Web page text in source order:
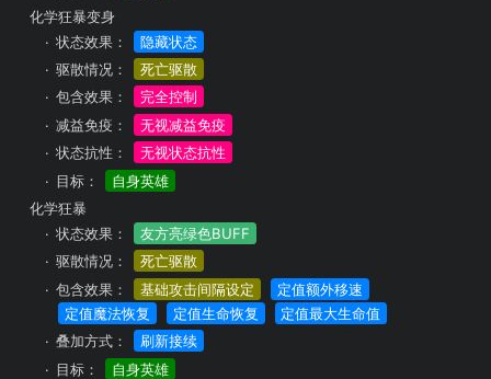
化学狂暴变身
状态效果：
隐藏状态
驱散情况：
死亡驱散
包含效果：
完全控制
减益免疫：
无视减益免疫
状态抗性：
无视状态抗性
目标：
自身英雄
化学狂暴
状态效果：
友方亮绿色BUFF
驱散情况：
死亡驱散
包含效果：
基础攻击间隔设定
定值额外移速
定值魔法恢复
定值生命恢复
定值最大生命值
叠加方式：
刷新接续
目标：
自身英雄